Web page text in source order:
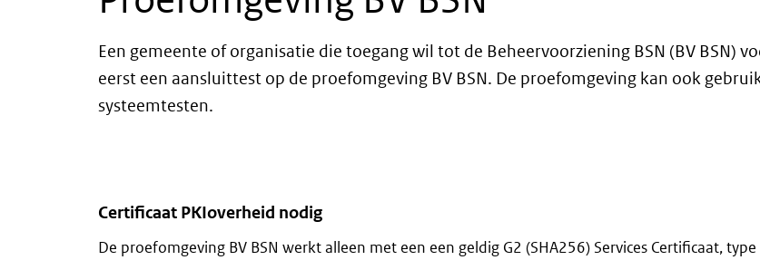
Een gemeente of organisatie die toegang wil tot de Beheervoorziening BSN (BV BSN)
eerst een aansluittest op de proefomgeving BV BSN. De proefomgeving kan ook
systeemtesten.
Certificaat PKIoverheid nodig
De proefomgeving BV BSN werkt alleen met een een geldig G2 (SHA256) Services Certificaat, type